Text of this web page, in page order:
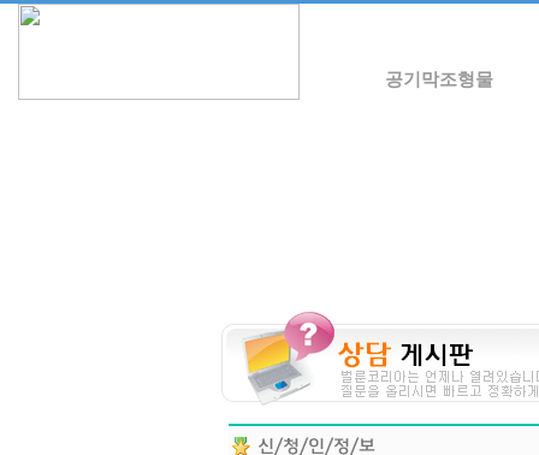
공기막조형물